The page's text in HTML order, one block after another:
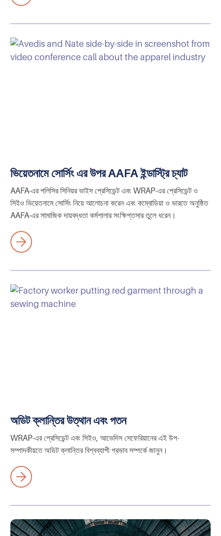
ভিয়েতনামে সোর্সিং এর উপর AAFA ইন্ডাস্ট্রি চ্যাট
AAFA-এর পলিসির সিনিয়র ভাইস প্রেসিডেন্ট এবং WRAP-এর প্রেসিডেন্ট ও
সিইও ভিয়েতনামে সোর্সিং নিয়ে আলোচনা করেন এবং কম্বোডিয়া ও ভারতে অনুষ্ঠিত
AAFA-এর সামাজিক দায়বদ্ধতা কর্মশালার সংক্ষিপ্তসার তুলে ধরেন।
অডিট ক্লান্তির উত্থান এবং পতন
WRAP-এর প্রেসিডেন্ট এবং সিইও, আভেদিস সেফেরিয়ানের এই উপ-
সম্পাদকীয়তে অডিট ক্লান্তির বিশ্বব্যাপী প্রভাব সম্পর্কে জানুন।